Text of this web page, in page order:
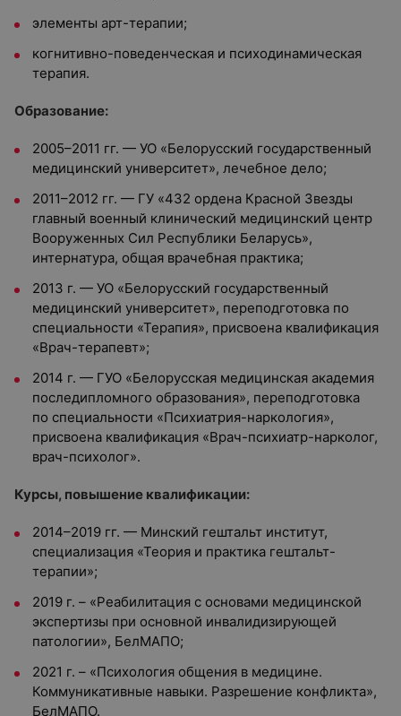
элементы арт-терапии;
когнитивно-поведенческая и психодинамическая
терапия.
Образование:
2005–2011 гг. — УО «Белорусский государственный
медицинский университет», лечебное дело;
2011–2012 гг. — ГУ «432 ордена Красной Звезды
главный военный клинический медицинский центр
Вооруженных Сил Республики Беларусь»,
интернатура, общая врачебная практика;
2013 г. — УО «Белорусский государственный
медицинский университет», переподготовка по
специальности «Терапия», присвоена квалификация
«Врач-терапевт»;
2014 г. — ГУО «Белорусская медицинская академия
последипломного образования», переподготовка
по специальности «Психиатрия-наркология»,
присвоена квалификация «Врач-психиатр-нарколог,
врач-психолог».
Курсы, повышение квалификации:
2014–2019 гг. — Минский гештальт институт,
специализация «Теория и практика гештальт-
терапии»;
2019 г. – «Реабилитация с основами медицинской
экспертизы при основной инвалидизирующей
патологии», БелМАПО;
2021 г. – «Психология общения в медицине.
Коммуникативные навыки. Разрешение конфликта»,
БелМАПО.